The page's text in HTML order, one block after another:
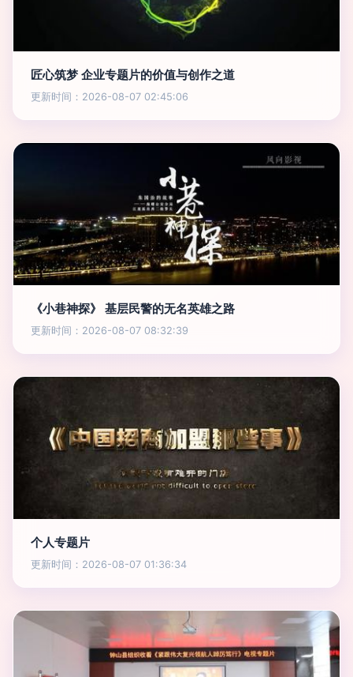
匠心筑梦 企业专题片的价值与创作之道
更新时间：2026-08-07 02:45:06
《小巷神探》 基层民警的无名英雄之路
更新时间：2026-08-07 08:32:39
个人专题片
更新时间：2026-08-07 01:36:34